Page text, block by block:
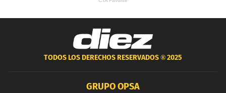
TODOS LOS DERECHOS RESERVADOS ®2025
GRUPO OPSA